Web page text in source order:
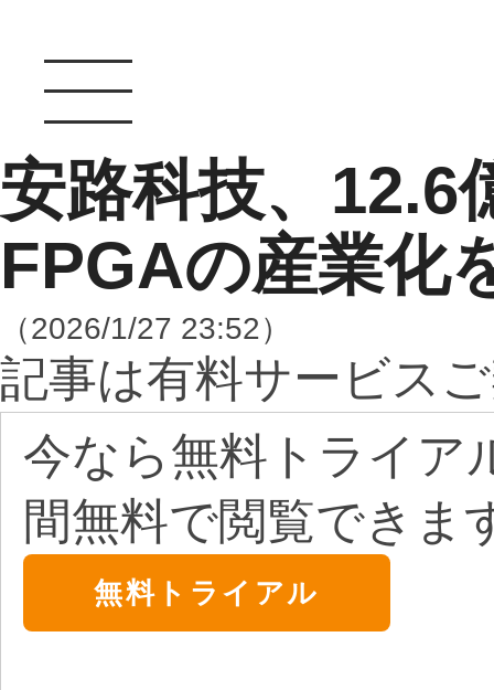
安路科技、12.6
FPGAの産業化
（2026/1/27 23:52）
記事は有料サービス
今なら無料トライア
間無料で閲覧できま
無料トライアル